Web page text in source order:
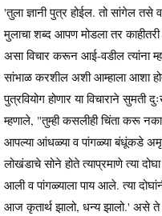
'तुला ज्ञानी पुत्र होईल. तो सांगेल
मुलाचा शब्द आपण मोडला तर काहीतरी
असा विचार करून आई-वडील त्यांना
सांभाळ करशील अशी आम्हाला आशा
पुत्रवियोग होणार या विचाराने सुमती
म्हणाले, "तुम्ही कसलीही चिंता करू
आपल्या आंधळ्या व पांगळ्या बंधूंकडे
लोखंडाचे सोने होते त्याप्रमाणे त्या
आली व पांगळ्याला पाय आले. त्या
आज कृतार्थ झालो, धन्य झालो.' असे ते